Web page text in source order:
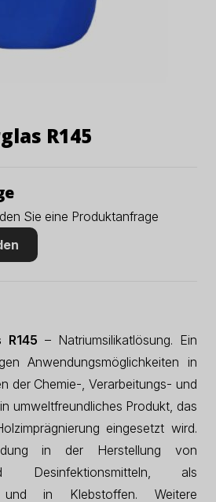
R145
Sie eine Produktanfrage
R145 – Natriumsilikatlösung. Ein
Anwendungsmöglichkeiten in
der Chemie-, Verarbeitungs- und
umweltfreundliches Produkt, das
eingesetzt wird.
in der Herstellung von
Desinfektionsmitteln, als
und in Klebstoffen. Weitere